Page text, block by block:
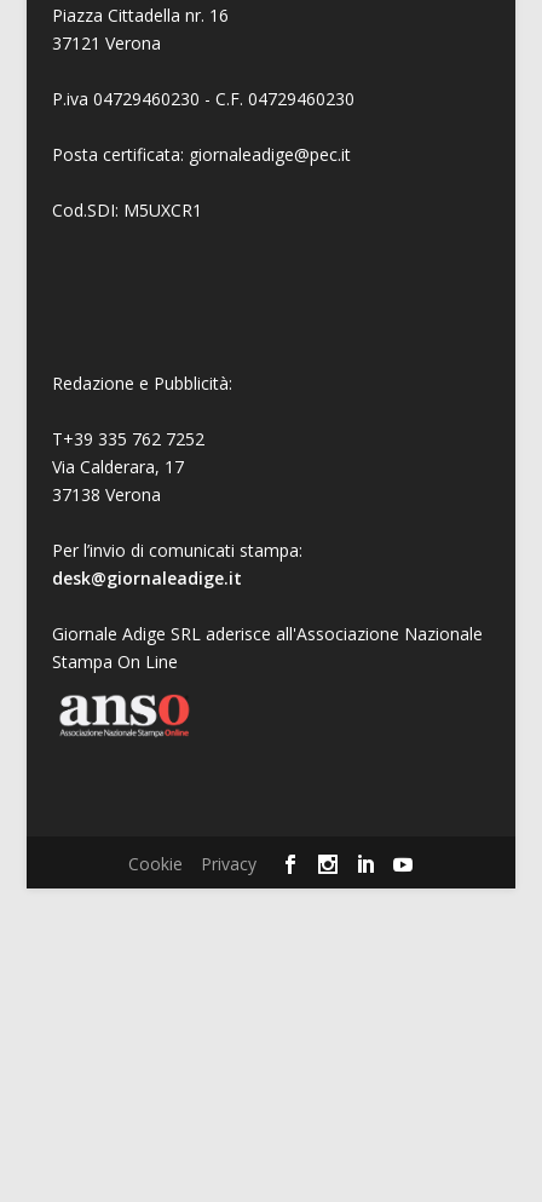
Piazza Cittadella nr. 16
37121 Verona
P.iva 04729460230 - C.F. 04729460230
Posta certificata: giornaleadige@pec.it
Cod.SDI: M5UXCR1
Redazione e Pubblicità:
T+39 335 762 7252
Via Calderara, 17
37138 Verona
Per l’invio di comunicati stampa:
desk@giornaleadige.it
Giornale Adige SRL aderisce all'Associazione Nazionale
Stampa On Line
Cookie Privacy